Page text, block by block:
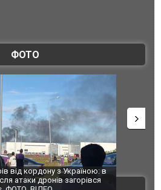
ФОТО
від кордону з Україною: в
атаки дронів загорівся
"Мої
ВІДЕО